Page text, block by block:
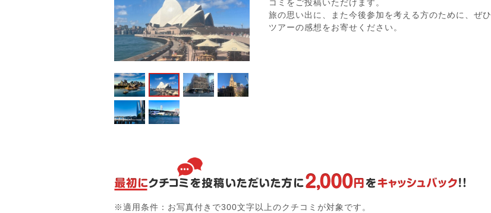
コミをご投稿いただけます。
旅の思い出に、また今後参加を考える方のために、ぜひ
ツアーの感想をお寄せください。
※適用条件：お写真付きで300文字以上のクチコミが対象です。